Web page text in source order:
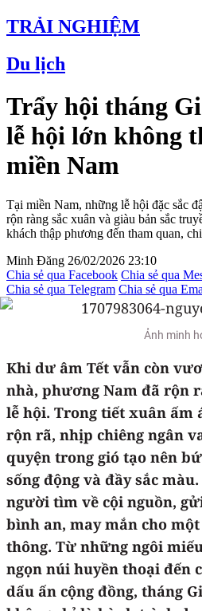
TRẢI NGHIỆM
Du lịch
Trẩy hội tháng
lễ hội lớn không
miền Nam
Tại miền Nam, những lễ hội đặc sắc
rộn ràng sắc xuân và giàu bản sắc
khách thập phương đến tham quan,
Minh Đăng 26/02/2026 23:10
Chia sẻ qua Facebook Chia sẻ qua
Chia sẻ qua Telegram Chia sẻ qua
Ảnh minh
Khi dư âm Tết vẫn còn
nhà, phương Nam đã rộn
lễ hội. Trong tiết xuân ấm
rộn rã, nhịp chiêng ngân
quyện trong gió tạo nên
sống động và đầy sắc
người tìm về cội nguồn,
bình an, may mắn cho
thông. Từ những ngôi
ngọn núi huyền thoại đến
dấu ấn cộng đồng, tháng